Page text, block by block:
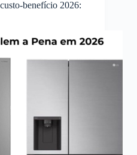
benefício 2026: